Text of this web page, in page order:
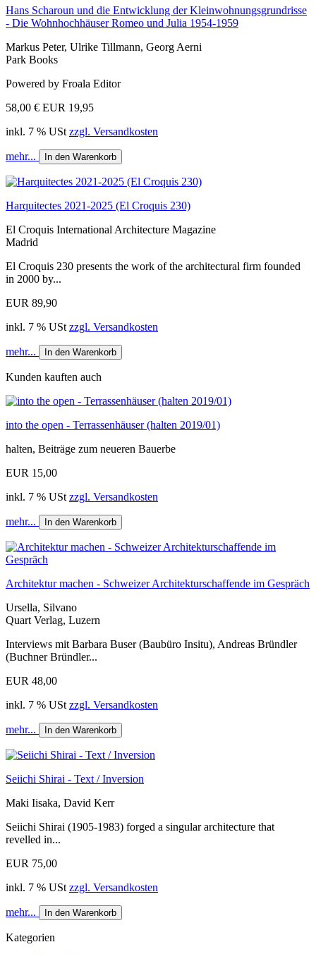
Hans Scharoun und die Entwicklung der Kleinwohnungsgrundrisse
- Die Wohnhochhäuser Romeo und Julia 1954-1959
Markus Peter, Ulrike Tillmann, Georg Aerni
Park Books
Powered by Froala Editor
58,00 € EUR 19,95
inkl. 7 % USt zzgl. Versandkosten
mehr... In den Warenkorb
Harquitectes 2021-2025 (El Croquis 230)
El Croquis International Architecture Magazine
Madrid
El Croquis 230 presents the work of the architectural firm founded
in 2000 by...
EUR 89,90
inkl. 7 % USt zzgl. Versandkosten
mehr... In den Warenkorb
Kunden kauften auch
into the open - Terrassenhäuser (halten 2019/01)
halten, Beiträge zum neueren Bauerbe
EUR 15,00
inkl. 7 % USt zzgl. Versandkosten
mehr... In den Warenkorb
Architektur machen - Schweizer Architekturschaffende im Gespräch
Ursella, Silvano
Quart Verlag, Luzern
Interviews mit Barbara Buser (Baubüro Insitu), Andreas Bründler
(Buchner Bründler...
EUR 48,00
inkl. 7 % USt zzgl. Versandkosten
mehr... In den Warenkorb
Seiichi Shirai - Text / Inversion
Maki Iisaka, David Kerr
Seiichi Shirai (1905-1983) forged a singular architecture that
revelled in...
EUR 75,00
inkl. 7 % USt zzgl. Versandkosten
mehr... In den Warenkorb
Kategorien